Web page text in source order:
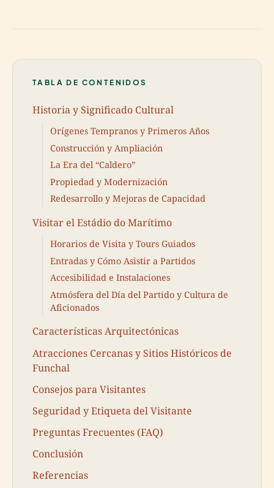
TABLA DE CONTENIDOS
Historia y Significado Cultural
Orígenes Tempranos y Primeros Años
Construcción y Ampliación
La Era del “Caldero”
Propiedad y Modernización
Redesarrollo y Mejoras de Capacidad
Visitar el Estádio do Marítimo
Horarios de Visita y Tours Guiados
Entradas y Cómo Asistir a Partidos
Accesibilidad e Instalaciones
Atmósfera del Día del Partido y Cultura de
Aficionados
Características Arquitectónicas
Atracciones Cercanas y Sitios Históricos de
Funchal
Consejos para Visitantes
Seguridad y Etiqueta del Visitante
Preguntas Frecuentes (FAQ)
Conclusión
Referencias